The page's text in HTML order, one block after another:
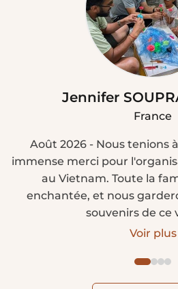
Jennifer
France
Août 2026 - Nous tenions
immense merci pour
au Vietnam. Toute la
enchantée, et nous
souvenirs de ce
Dès nos premiers
attentes, de respecter
proposer un itinéraire
Voir plus